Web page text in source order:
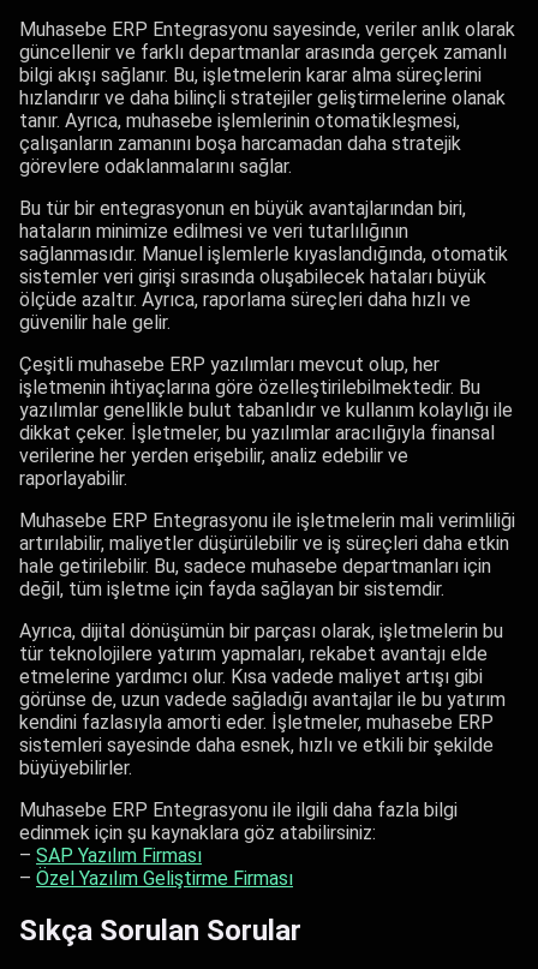
Muhasebe ERP Entegrasyonu sayesinde, veriler anlık olarak
güncellenir ve farklı departmanlar arasında gerçek zamanlı
bilgi akışı sağlanır. Bu, işletmelerin karar alma süreçlerini
hızlandırır ve daha bilinçli stratejiler geliştirmelerine olanak
tanır. Ayrıca, muhasebe işlemlerinin otomatikleşmesi,
çalışanların zamanını boşa harcamadan daha stratejik
görevlere odaklanmalarını sağlar.
Bu tür bir entegrasyonun en büyük avantajlarından biri,
hataların minimize edilmesi ve veri tutarlılığının
sağlanmasıdır. Manuel işlemlerle kıyaslandığında, otomatik
sistemler veri girişi sırasında oluşabilecek hataları büyük
ölçüde azaltır. Ayrıca, raporlama süreçleri daha hızlı ve
güvenilir hale gelir.
Çeşitli muhasebe ERP yazılımları mevcut olup, her
işletmenin ihtiyaçlarına göre özelleştirilebilmektedir. Bu
yazılımlar genellikle bulut tabanlıdır ve kullanım kolaylığı ile
dikkat çeker. İşletmeler, bu yazılımlar aracılığıyla finansal
verilerine her yerden erişebilir, analiz edebilir ve
raporlayabilir.
Muhasebe ERP Entegrasyonu ile işletmelerin mali verimliliği
artırılabilir, maliyetler düşürülebilir ve iş süreçleri daha etkin
hale getirilebilir. Bu, sadece muhasebe departmanları için
değil, tüm işletme için fayda sağlayan bir sistemdir.
Ayrıca, dijital dönüşümün bir parçası olarak, işletmelerin bu
tür teknolojilere yatırım yapmaları, rekabet avantajı elde
etmelerine yardımcı olur. Kısa vadede maliyet artışı gibi
görünse de, uzun vadede sağladığı avantajlar ile bu yatırım
kendini fazlasıyla amorti eder. İşletmeler, muhasebe ERP
sistemleri sayesinde daha esnek, hızlı ve etkili bir şekilde
büyüyebilirler.
Muhasebe ERP Entegrasyonu ile ilgili daha fazla bilgi
edinmek için şu kaynaklara göz atabilirsiniz:
– SAP Yazılım Firması
– Özel Yazılım Geliştirme Firması
Sıkça Sorulan Sorular